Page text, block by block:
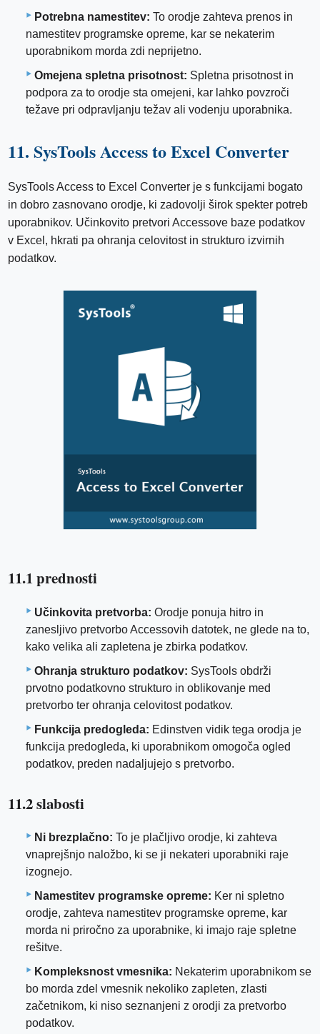
Potrebna namestitev: To orodje zahteva prenos in
namestitev programske opreme, kar se nekaterim
uporabnikom morda zdi neprijetno.
Omejena spletna prisotnost: Spletna prisotnost in
podpora za to orodje sta omejeni, kar lahko povzroči
težave pri odpravljanju težav ali vodenju uporabnika.
11. SysTools Access to Excel Converter
SysTools Access to Excel Converter je s funkcijami bogato
in dobro zasnovano orodje, ki zadovolji širok spekter potreb
uporabnikov. Učinkovito pretvori Accessove baze podatkov
v Excel, hkrati pa ohranja celovitost in strukturo izvirnih
podatkov.
11.1 prednosti
Učinkovita pretvorba: Orodje ponuja hitro in
zanesljivo pretvorbo Accessovih datotek, ne glede na to,
kako velika ali zapletena je zbirka podatkov.
Ohranja strukturo podatkov: SysTools obdrži
prvotno podatkovno strukturo in oblikovanje med
pretvorbo ter ohranja celovitost podatkov.
Funkcija predogleda: Edinstven vidik tega orodja je
funkcija predogleda, ki uporabnikom omogoča ogled
podatkov, preden nadaljujejo s pretvorbo.
11.2 slabosti
Ni brezplačno: To je plačljivo orodje, ki zahteva
vnaprejšnjo naložbo, ki se ji nekateri uporabniki raje
izognejo.
Namestitev programske opreme: Ker ni spletno
orodje, zahteva namestitev programske opreme, kar
morda ni priročno za uporabnike, ki imajo raje spletne
rešitve.
Kompleksnost vmesnika: Nekaterim uporabnikom se
bo morda zdel vmesnik nekoliko zapleten, zlasti
začetnikom, ki niso seznanjeni z orodji za pretvorbo
podatkov.